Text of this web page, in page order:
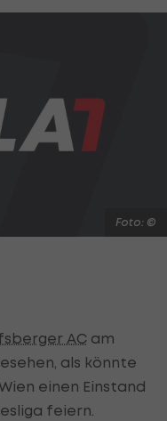
Foto: ©
AC am
als könnte
einen Einstand
feiern.